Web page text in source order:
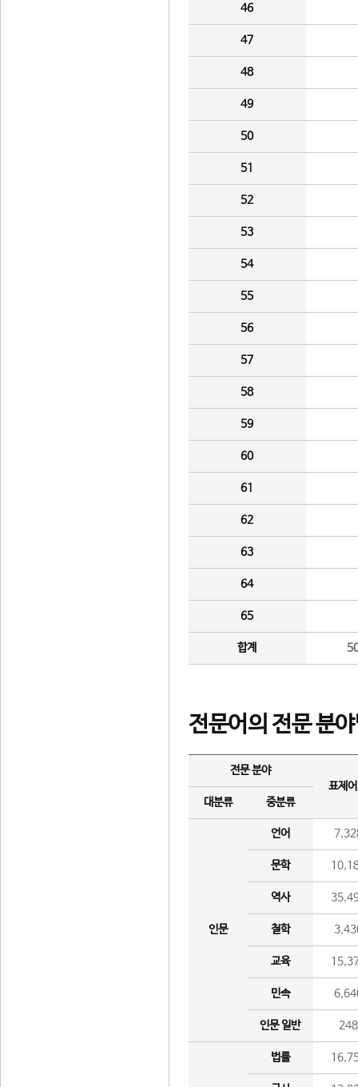
46
47
48
49
50
51
52
53
54
55
56
57
58
59
60
61
62
63
64
65
합계
전문어의 전문 분
전문 분야
표제
대분류
중분류
인문
언어
문학
역사
철학
교육
민속
인문 일반 248
법률